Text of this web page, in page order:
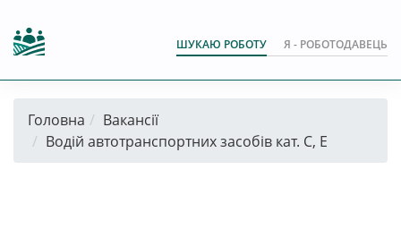
ШУКАЮ РОБОТУ Я - РОБОТОДАВЕЦЬ
Головна
Вакансії
Водій автотранспортних засобів кат. С, Е